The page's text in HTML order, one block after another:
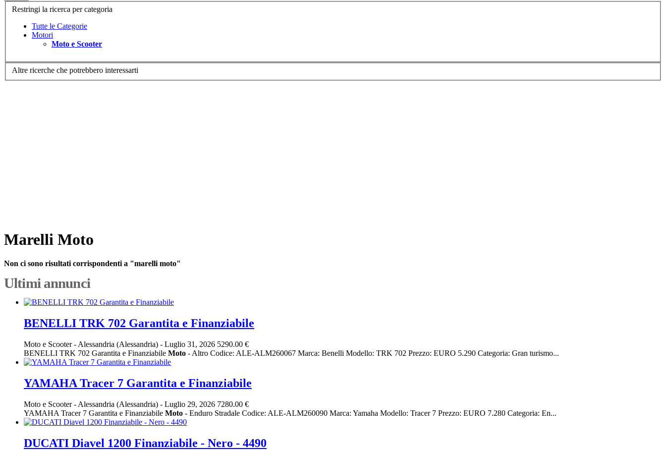
Restringi la ricerca per categoria
Tutte le Categorie
Motori
Moto e Scooter
Altre ricerche che potrebbero interessarti
Marelli Moto
Non ci sono risultati corrispondenti a "marelli moto"
Ultimi annunci
BENELLI TRK 702 Garantita e Finanziabile
Moto e Scooter- Alessandria (Alessandria) - Luglio 31, 2026 5290.00 €
BENELLI TRK 702 Garantita e Finanziabile Moto - Altro Codice: ALE-ALM260067 Marca: Benelli Modello: TRK 702 Prezzo: EURO 5.290 Categoria: Gran turismo...
YAMAHA Tracer 7 Garantita e Finanziabile
Moto e Scooter- Alessandria (Alessandria) - Luglio 29, 2026 7280.00 €
YAMAHA Tracer 7 Garantita e Finanziabile Moto - Enduro Stradale Codice: ALE-ALM260090 Marca: Yamaha Modello: Tracer 7 Prezzo: EURO 7.280 Categoria: En...
DUCATI Diavel 1200 Finanziabile - Nero - 4490